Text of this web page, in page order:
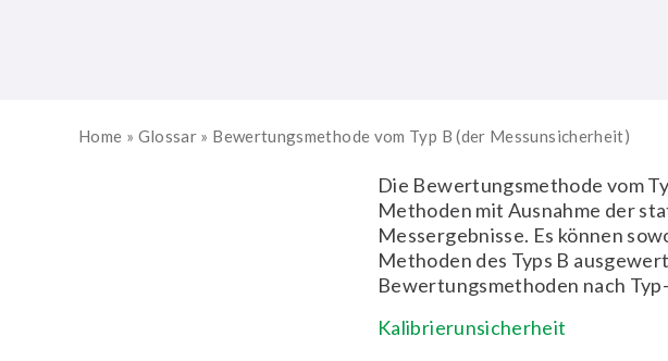
Home » Glossar » Bewertungsmethode vom Typ B (der Messunsicherheit)
Die Bewertungsmethode vom
Methoden mit Ausnahme der
Messergebnisse. Es können
Methoden des Typs B
Bewertungsmethoden nach
Kalibrierunsicherheit